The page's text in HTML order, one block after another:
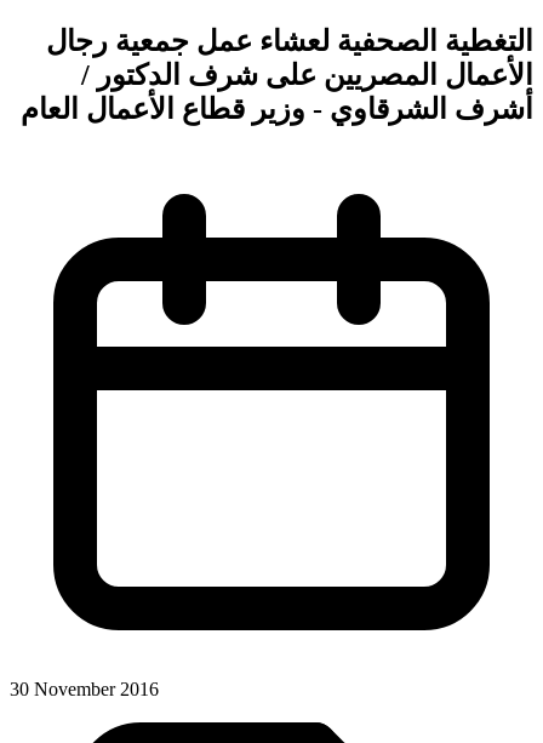
التغطية الصحفية لعشاء عمل جمعية رجال
الأعمال المصريين على شرف الدكتور /
أشرف الشرقاوي - وزير قطاع الأعمال العام
30 November 2016